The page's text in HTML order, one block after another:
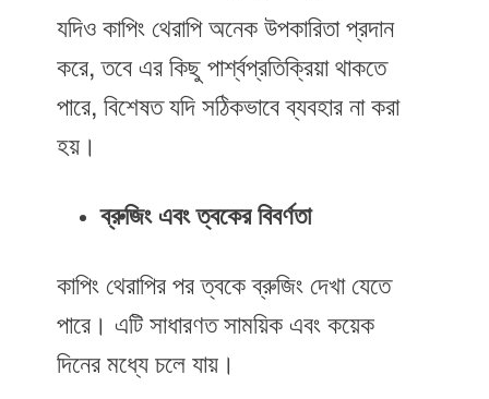
যদিও কাপিং থেরাপি অনেক উপকারিতা প্রদান
করে, তবে এর কিছু পার্শ্বপ্রতিক্রিয়া থাকতে
পারে, বিশেষত যদি সঠিকভাবে ব্যবহার না করা
হয়।
ব্রুজিং এবং ত্বকের বিবর্ণতা
কাপিং থেরাপির পর ত্বকে ব্রুজিং দেখা যেতে
পারে। এটি সাধারণত সাময়িক এবং কয়েক
দিনের মধ্যে চলে যায়।